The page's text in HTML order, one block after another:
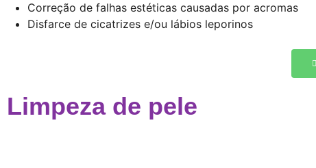
Correção de falhas estéticas causadas por acromas
Disfarce de cicatrizes e/ou lábios leporinos
Limpeza de pele